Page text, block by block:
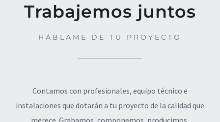
Trabajemos juntos
HÁBLAME DE TU PROYECTO
Contamos con profesionales, equipo técnico e
instalaciones que dotarán a tu proyecto de la calidad que
merece. Grabamos, componemos, producimos,